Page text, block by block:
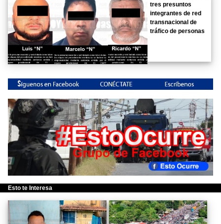
tres presuntos
integrantes de red
transnacional de
tráfico de personas
Esto te Interesa